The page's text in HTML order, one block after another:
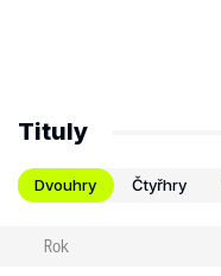
Tituly
Dvouhry Čtyřhry
Rok